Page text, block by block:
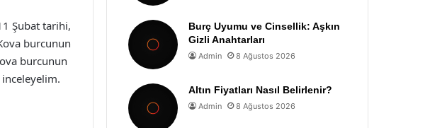
Şubat tarihi,
burcunun
burcunun
Burç Uyumu ve Cinsellik: Aşkın
Gizli Anahtarları
Admin 8 Ağustos 2026
Altın Fiyatları Nasıl Belirlenir?
Admin 8 Ağustos 2026